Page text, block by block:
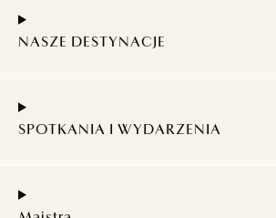
NASZE DESTYNACJE
SPOTKANIA I WYDARZENIA